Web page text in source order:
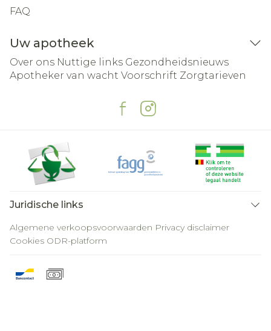
FAQ
Uw apotheek
Over ons Nuttige links Gezondheidsnieuws
Apotheker van wacht Voorschrift Zorgtarieven
Juridische links
Algemene verkoopsvoorwaarden Privacy disclaimer
Cookies ODR-platform